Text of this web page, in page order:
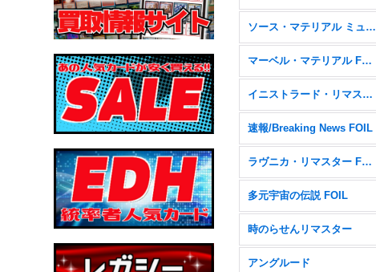
ソース・マテリアル ミュータントタートル
マーベル・マテリアル FOIL
イニストラード・リマスター
速報/Breaking News FOIL
ラヴニカ・リマスター FOIL
多元宇宙の伝説 FOIL
時のらせんリマスター
アングルード